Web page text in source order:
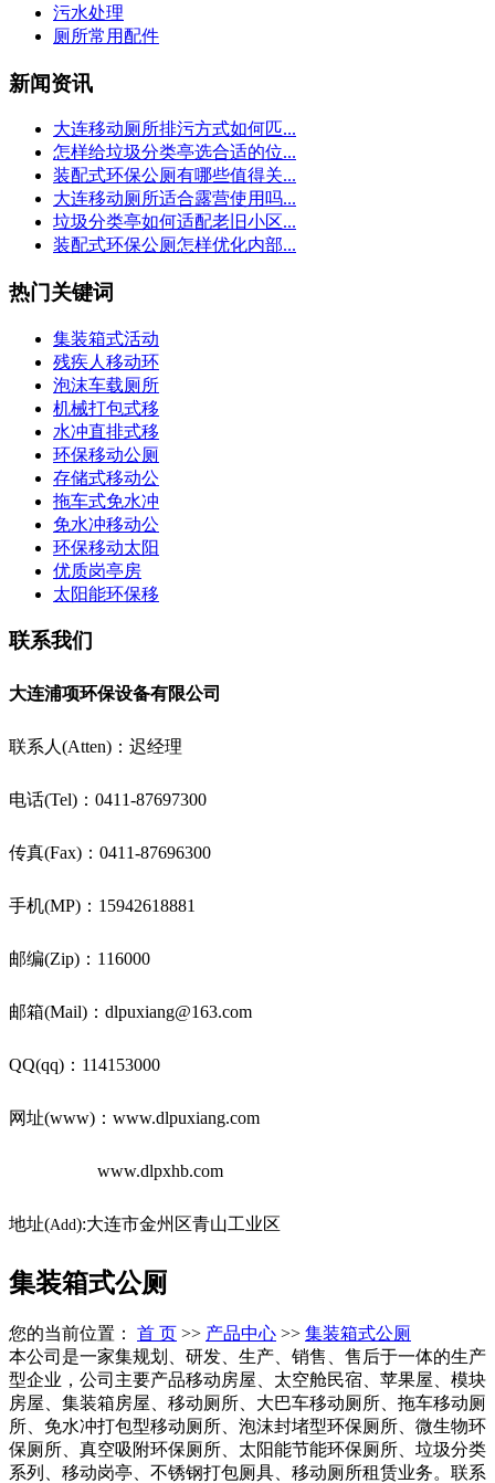
污水处理
厕所常用配件
新闻资讯
大连移动厕所排污方式如何匹...
怎样给垃圾分类亭选合适的位...
装配式环保公厕有哪些值得关...
大连移动厕所适合露营使用吗...
垃圾分类亭如何适配老旧小区...
装配式环保公厕怎样优化内部...
热门关键词
集装箱式活动
残疾人移动环
泡沫车载厕所
机械打包式移
水冲直排式移
环保移动公厕
存储式移动公
拖车式免水冲
免水冲移动公
环保移动太阳
优质岗亭房
太阳能环保移
联系我们
大连浦项环保设备有限公司
联系人(Atten)：迟经理
电话(Tel)：0411-87697300
传真(Fax)：0411-87696300
手机(MP)：15942618881
邮编(Zip)：116000
邮箱(Mail)：dlpuxiang@163.com
QQ(qq)：114153000
网址(www)：www.dlpuxiang.com
www.dlpxhb.com
地址(Add):大连市金州区青山工业区
集装箱式公厕
您的当前位置： 首 页 >> 产品中心 >> 集装箱式公厕
本公司是一家集规划、研发、生产、销售、售后于一体的生产
型企业，公司主要产品移动房屋、太空舱民宿、苹果屋、模块
房屋、集装箱房屋、移动厕所、大巴车移动厕所、拖车移动厕
所、免水冲打包型移动厕所、泡沫封堵型环保厕所、微生物环
保厕所、真空吸附环保厕所、太阳能节能环保厕所、垃圾分类
系列、移动岗亭、不锈钢打包厕具、移动厕所租赁业务。联系